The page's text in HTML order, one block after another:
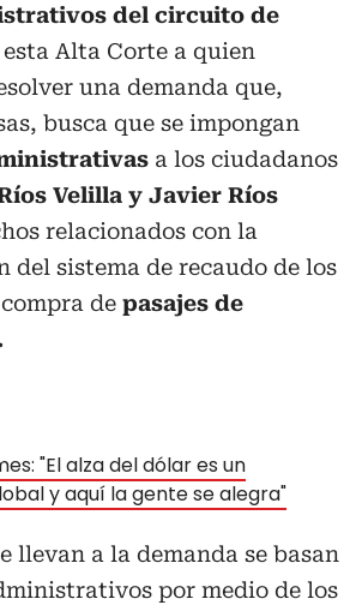
del circuito de
Alta Corte a quien
una demanda que,
busca que se impongan
a los ciudadanos
Velilla y Javier Ríos
relacionados con la
del sistema de recaudo de los
de pasajes de
"El alza del dólar es un
y aquí la gente se alegra"
llevan a la demanda se basan
por medio de los